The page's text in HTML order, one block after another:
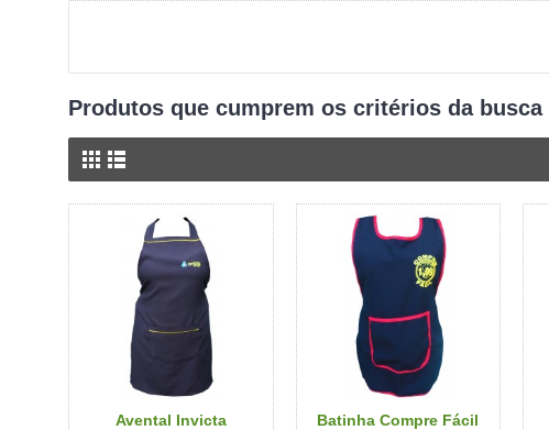
Produtos que cumprem os critérios da busca
Avental Invicta Batinha Compre Fácil